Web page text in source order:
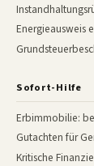
Energieausweis
Sofort-Hilfe
Erbimmobilie:
Gutachten für
Kritische